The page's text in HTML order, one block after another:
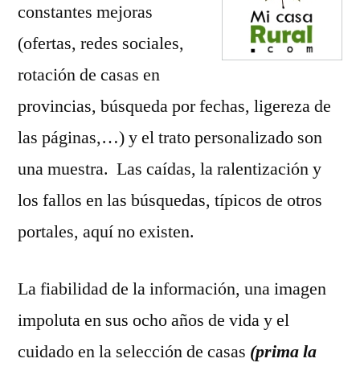
constantes mejoras
(ofertas, redes sociales,
rotación de casas en
provincias, búsqueda por fechas, ligereza de
las páginas,…) y el trato personalizado son
una muestra. Las caídas, la ralentización y
los fallos en las búsquedas, típicos de otros
portales, aquí no existen.
La fiabilidad de la información, una imagen
impoluta en sus ocho años de vida y el
cuidado en la selección de casas (prima la